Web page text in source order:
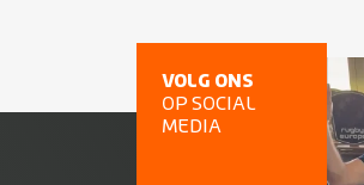
VOLG ONS
OP SOCIAL
MEDIA